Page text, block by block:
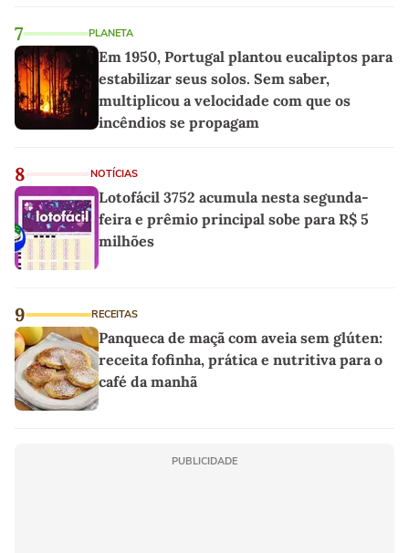
7 PLANETA
Em 1950, Portugal plantou eucaliptos para
estabilizar seus solos. Sem saber,
multiplicou a velocidade com que os
incêndios se propagam
8 NOTÍCIAS
Lotofácil 3752 acumula nesta segunda-
feira e prêmio principal sobe para R$ 5
milhões
9 RECEITAS
Panqueca de maçã com aveia sem glúten:
receita fofinha, prática e nutritiva para o
café da manhã
PUBLICIDADE